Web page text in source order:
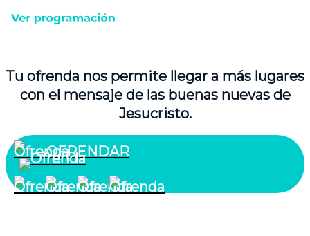
Tu ofrenda nos permite llegar a más lugares
con el mensaje de las buenas nuevas de
Jesucristo.
OFRENDAR